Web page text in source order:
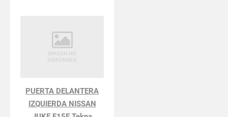
PUERTA DELANTERA
IZQUIERDA NISSAN